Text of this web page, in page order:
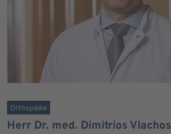
Orthopädie
Herr Dr. med. Dimitrios Vlachos